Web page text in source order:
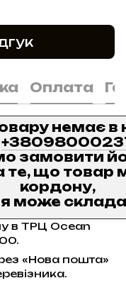
Оплата
немає в
замовити
що товар
кордону,
може
в ТРЦ Ocean
«Нова пошта»